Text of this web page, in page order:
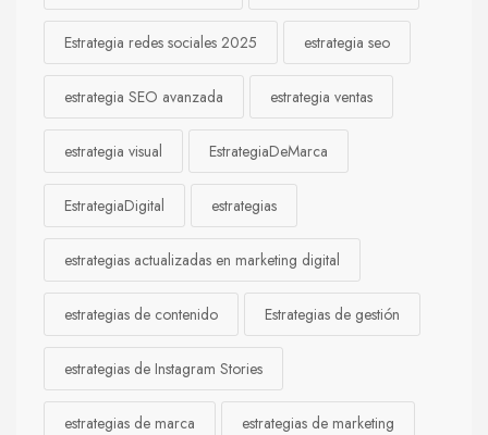
Estrategia redes sociales 2025 estrategia seo
estrategia SEO avanzada estrategia ventas
estrategia visual EstrategiaDeMarca
EstrategiaDigital estrategias
estrategias actualizadas en marketing digital
estrategias de contenido Estrategias de gestión
estrategias de Instagram Stories
estrategias de marca estrategias de marketing